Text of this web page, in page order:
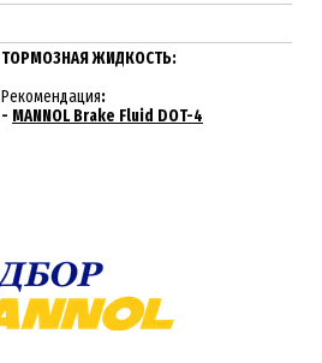
ТОРМОЗНАЯ ЖИДКОСТЬ:
Рекомендация:
- MANNOL Brake Fluid DOT-4